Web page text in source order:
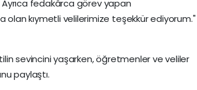
fedakârca görev yapan
olan kıymetli velilerimize teşekkür ediyorum."
sevincini yaşarken, öğretmenler ve veliler
paylaştı.